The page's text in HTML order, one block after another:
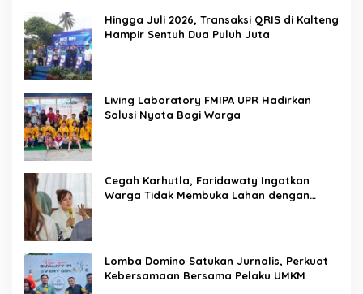
Hingga Juli 2026, Transaksi QRIS di Kalteng
Hampir Sentuh Dua Puluh Juta
Living Laboratory FMIPA UPR Hadirkan
Solusi Nyata Bagi Warga
Cegah Karhutla, Faridawaty Ingatkan
Warga Tidak Membuka Lahan dengan
Lomba Domino Satukan Jurnalis, Perkuat
Kebersamaan Bersama Pelaku UMKM